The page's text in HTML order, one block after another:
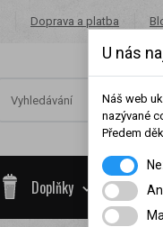
Doprava a platba
Doplňky
U nás
Náš web
nazývané
Předem